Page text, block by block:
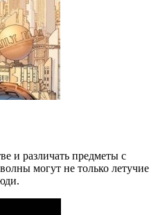
и различать предметы с
могут не только летучие